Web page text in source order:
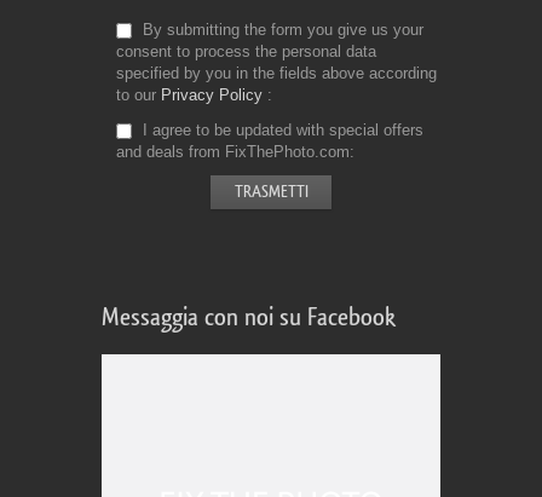
By submitting the form you give us your
consent to process the personal data
specified by you in the fields above according
to our Privacy Policy
I agree to be updated with special offers
and deals from FixThePhoto.com
Messaggia con noi su Facebook